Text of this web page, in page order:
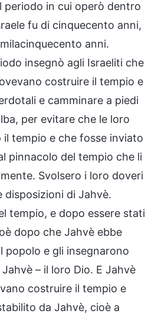
periodo in cui operò dentro
fu di cinquecento anni,
anni.
insegnò agli Israeliti che
costruire il tempio e
e camminare a piedi
per evitare che le loro
il tempio e che fosse inviato
pinnacolo del tempio che li
Svolsero i loro doveri
disposizioni di Jahvè.
tempio, e dopo essere stati
dopo che Jahvè ebbe
popolo e gli insegnarono
– il loro Dio. E Jahvè
costruire il tempio e
da Jahvè, cioè a